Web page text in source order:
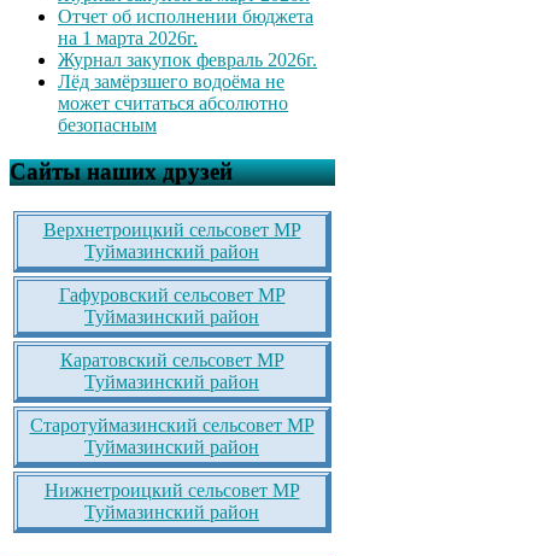
Отчет об исполнении бюджета
на 1 марта 2026г.
Журнал закупок февраль 2026г.
Лёд замёрзшего водоёма не
может считаться абсолютно
безопасным
Сайты наших друзей
Верхнетроицкий сельсовет МР
Туймазинский район
Гафуровский сельсовет МР
Туймазинский район
Каратовский сельсовет МР
Туймазинский район
Старотуймазинский сельсовет МР
Туймазинский район
Нижнетроицкий сельсовет МР
Туймазинский район